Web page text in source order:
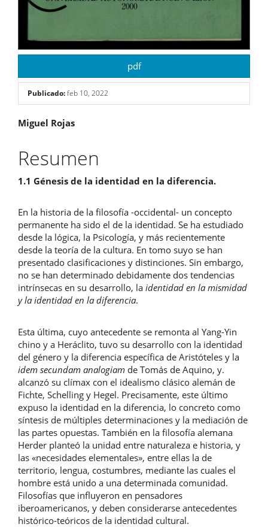
pdf
Publicado:feb 10, 2022
Contenido
principal
del
artículo
Miguel Rojas
Resumen
1.1 Génesis de la identidad en la diferencia.
En la historia de la filosofía -occidental- un concepto
permanente ha sido el de la identidad. Se ha estudiado
desde la lógica, la Psicología, y más recientemente
desde la teoría de la cultura. En tomo suyo se han
presentado clasificaciones y distinciones. Sin embargo,
no se han determinado debidamente dos tendencias
intrínsecas en su desarrollo, la identidad en la mismidad
y la identidad en la diferencia.
Esta última, cuyo antecedente se remonta al Yang-Yin
chino y a Heráclito, tuvo su desarrollo con la identidad
del género y la diferencia específica de Aristóteles y la
idem secundam analogiam de Tomás de Aquino, y.
alcanzó su clímax con el idealismo clásico alemán de
Fichte, Schelling y Hegel. Precisamente, este último
expuso la identidad en la diferencia, lo concreto como
síntesis de múltiples determinaciones y la mediación de
las partes opuestas. También en la filosofía alemana
Herder planteó la unidad entre naturaleza e historia, y
las «necesidades elementales», entre ellas la de
territorio, lengua, costumbres, mediante las cuales el
hombre está unido a una determinada comunidad.
Filosofías que influyeron en pensadores
iberoamericanos, y deben considerarse antecedentes
histórico-teóricos de la identidad cultural.